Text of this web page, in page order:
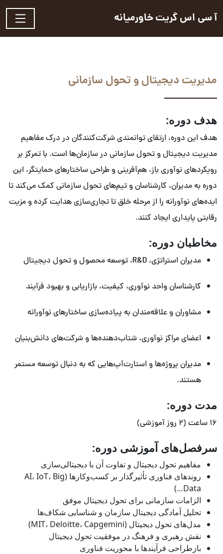
آ سی اس گریت خاورمیانه
مدیریت دیجیتال و تحول سازمانی
هدف دوره:
هدف این دوره، ارتقای توانمندی شرکت‌کنندگان در درک مفاهیم
مدیریت دیجیتال و تحول سازمانی در سازمان‌ها است. با تمرکز بر
رویکردهای نوآوری باز، هم‌آفرینی و طراحی ساختارهای حمایتگر، این
دوره به مدیران، کارشناسان و تیم‌های تحول سازمانی کمک می‌کند تا
ایده‌های نوآورانه را از مرحله خلق تا تجاری‌سازی هدایت کرده و مزیت
رقابتی پایداری ایجاد کنند.
مخاطبان دوره:
مدیران استراتژی، R&D، توسعه محصول و تحول دیجیتال
کارشناسان واحد نوآوری، کیفیت، بازاریابی و بهبود فرآیند
مشاوران و علاقه‌مندان به پیاده‌سازی ساختارهای نوآورانه
اعضای مراکز نوآوری، شتاب‌دهنده‌ها و شرکت‌های دانش‌بنیان
مدیران پروژه‌ها و استارت‌آپ‌هایی که به دنبال توسعه مستمر
هستند.
مدت دوره:
۱۶ ساعت (۲ روز آموزشی)
سرفصل‌های آموزشی دوره:
مفاهیم تحول دیجیتال و تفاوت آن با دیجیتالی‌سازی
روندهای فناوری تأثیرگذار بر کسب‌وکارها (AI، IoT، Big
Data…)
الزامات سازمانی برای تحول دیجیتال موفق
تحلیل آمادگی دیجیتال سازمان و شناسایی شکاف‌ها
مدل‌های تحول دیجیتال (MIT، Deloitte، Capgemini)
نقش رهبری و فرهنگ در موفقیت تحول دیجیتال
بازطراحی فرآیندها با محوریت فناوری